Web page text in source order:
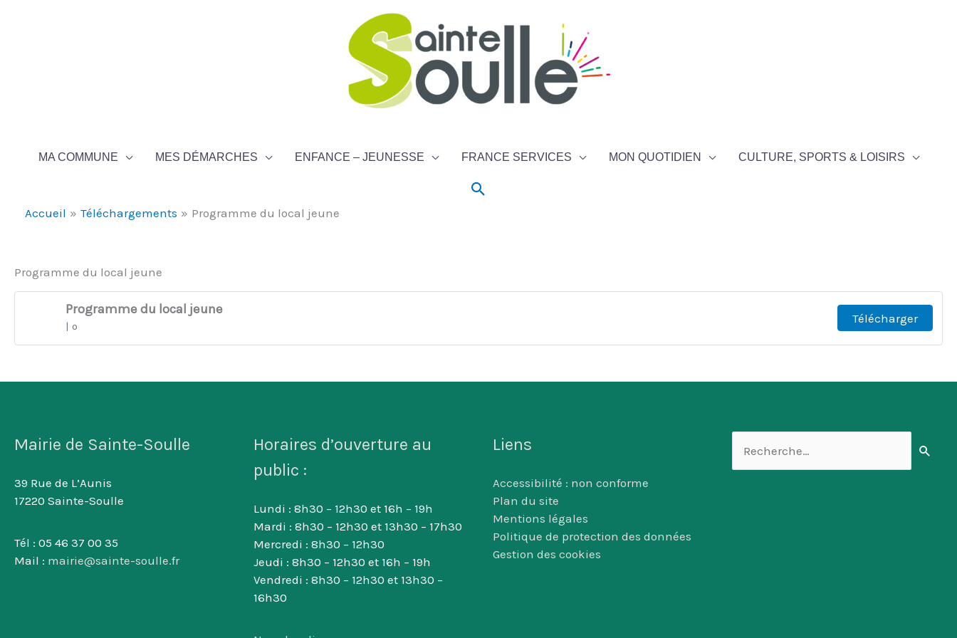
MA COMMUNE MES DÉMARCHES ENFANCE – JEUNESSE FRANCE SERVICES MON QUOTIDIEN CULTURE, SPORTS & LOISIRS
Rechercher
Accueil Téléchargements Programme du local jeune
Programme du local jeune
Programme du local jeune
| o
Télécharger
Mairie de Sainte-Soulle
39 Rue de L’Aunis
17220 Sainte-Soulle
Tél : 05 46 37 00 35
Mail : mairie@sainte-soulle.fr
Horaires d’ouverture au
public :
Lundi : 8h30 – 12h30 et 16h – 19h
Mardi : 8h30 – 12h30 et 13h30 – 17h30
Mercredi : 8h30 – 12h30
Jeudi : 8h30 – 12h30 et 16h – 19h
Vendredi : 8h30 – 12h30 et 13h30 –
16h30
Liens
Accessibilité : non conforme
Plan du site
Mentions légales
Politique de protection des données
Gestion des cookies